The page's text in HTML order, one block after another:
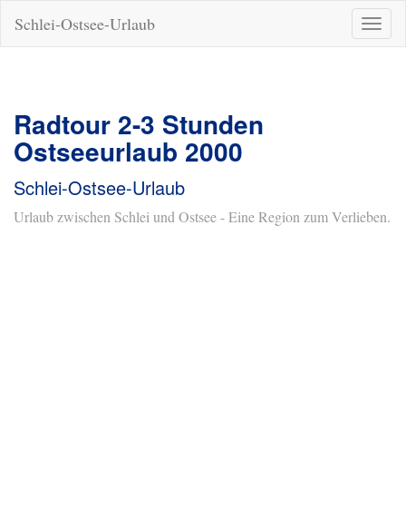
ein-/
Schlei-Ostsee-Urlaub
Radtour 2-3 Stunden
Ostseeurlaub 2000
Schlei-Ostsee-Urlaub
Urlaub zwischen Schlei und Ostsee - Eine Region zum Verlieben.